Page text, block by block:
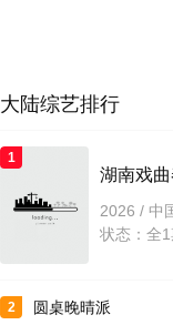
大陆综艺排行
1
湖南戏
2026 / 中
状态：全1
2 圆桌晚晴派